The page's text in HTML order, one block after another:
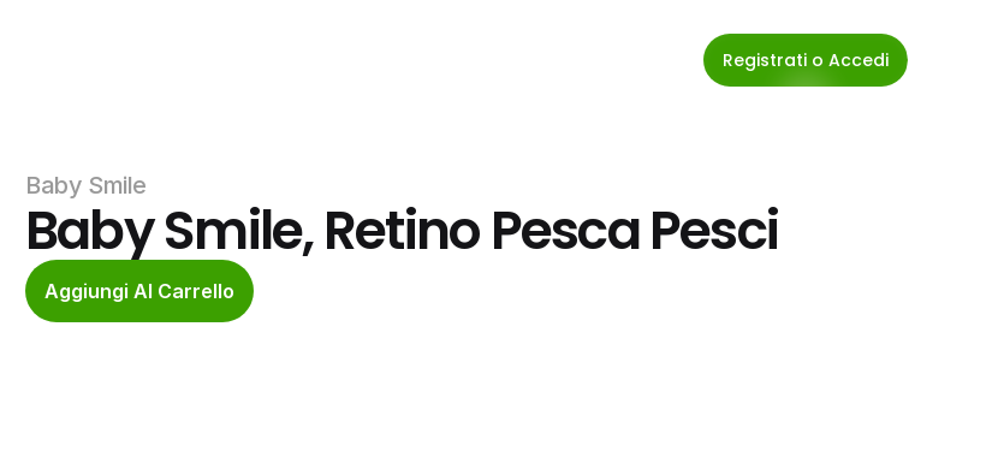
Registrati o Accedi
Baby Smile
Baby Smile, Retino Pesca Pesci
Aggiungi Al Carrello